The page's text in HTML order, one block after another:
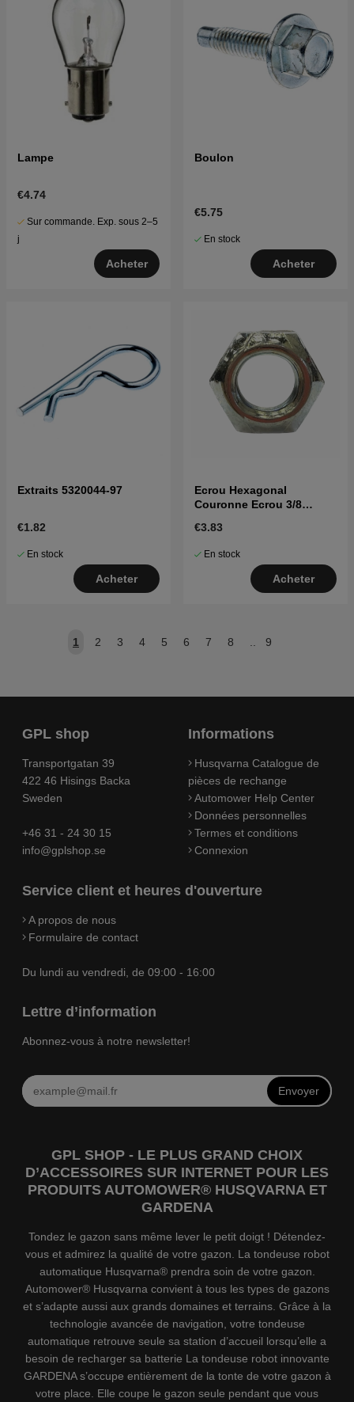
Lampe
€4.74
Sur commande. Exp. sous 2–5
j
Acheter
Boulon
€5.75
En stock
Acheter
Extraits 5320044-97
€1.82
En stock
Acheter
Ecrou Hexagonal
Couronne Ecrou 3/8
€3.83
En stock
Acheter
1 2 3 4 5 6 7 8 9
GPL shop
Transportgatan 39
422 46 Hisings Backa
Sweden
+46 31 - 24 30 15
info@gplshop.se
Informations
Husqvarna Catalogue de
pièces de rechange
Automower Help Center
Données personnelles
Termes et conditions
Connexion
Service client et heures d'ouverture
A propos de nous
Formulaire de contact
Du lundi au vendredi, de 09:00 - 16:00
Lettre d’information
Abonnez-vous à notre newsletter!
Envoyer
GPL SHOP - LE PLUS GRAND CHOIX
D’ACCESSOIRES SUR INTERNET POUR LES
PRODUITS AUTOMOWER® HUSQVARNA ET
GARDENA
Tondez le gazon sans même lever le petit doigt ! Détendez-
vous et admirez la qualité de votre gazon. La tondeuse robot
automatique Husqvarna® prendra soin de votre gazon.
Automower® Husqvarna convient à tous les types de gazons
et s’adapte aussi aux grands domaines et terrains. Grâce à la
technologie avancée de navigation, votre tondeuse
automatique retrouve seule sa station d’accueil lorsqu’elle a
besoin de recharger sa batterie La tondeuse robot innovante
GARDENA s’occupe entièrement de la tonte de votre gazon à
votre place. Elle coupe le gazon seule pendant que vous